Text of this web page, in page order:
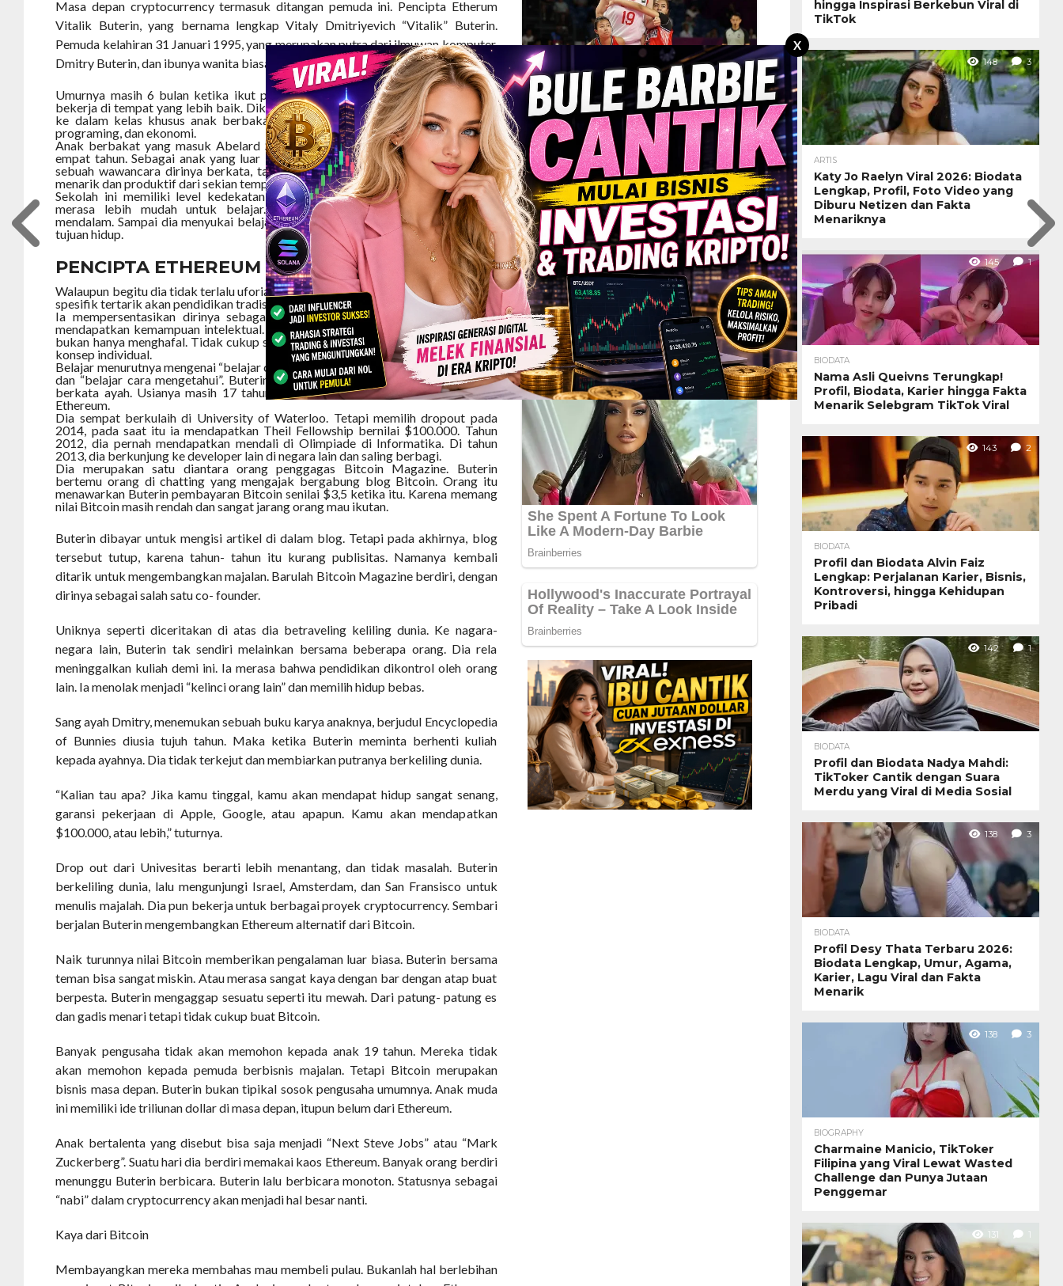
X
Masa depan cryptocurrency termasuk ditangan pemuda ini. Pencipta Etherum
Vitalik Buterin, yang bernama lengkap Vitaly Dmitriyevich “Vitalik” Buterin.
Pemuda kelahiran 31 Januari 1995, yang merupakan putra dari ilmuwan komputer,
Dmitry Buterin, dan ibunya wanita biasa Natalia Ameline.
Umurnya masih 6 bulan ketika ikut pindah ke Kanda dari Rusia. Mereka ingin
bekerja di tempat yang lebih baik. Dikelas tiga sekolah dasar, Buterin dimasukan
ke dalam kelas khusus anak berbakat, dan sangat cepat belajar matematika,
programing, dan ekonomi.
Anak berbakat yang masuk Abelard School, sekolah privat di Toronto, selama
empat tahun. Sebagai anak yang luar biasa Buterin termasuk beruntung. Dalam
sebuah wawancara dirinya berkata, tahun- tahun di sekolah merupakan tempat
menarik dan produktif dari sekian tempat.
Sekolah ini memiliki level kedekatan antar siswa dan guru tinggi. Alhasil dia
merasa lebih mudah untuk belajar. Meteri yang disampaikan berkualitas
mendalam. Sampai dia menyukai belajar, dan jadi lebih fokus mencoba mengajar
tujuan hidup.
PENCIPTA ETHEREUM
Walaupun begitu dia tidak terlalu uforia akan pendidikan itu. “Tidak pernah secara
spesifik tertarik akan pendidikan tradisional,” ucapnya.
Ia mempersentasikan dirinya sebagai dedikasi dan fokus. Maka kamu akan
mendapatkan kemampuan intelektual. Pemikirannya berubah bahwa pendidikan
bukan hanya menghafal. Tidak cukup sekedar menghafalkan fakta individual dan
konsep individual.
Belajar menurutnya mengenai “belajar cara berpikir”, “belajar cara menyimpulkan”,
dan “belajar cara mengetahui”. Buterin belajar soal masa depan cryptocurrency
berkata ayah. Usianya masih 17 tahun, lalu dia mulai mengembangkan konsep
Ethereum.
Dia sempat berkulaih di University of Waterloo. Tetapi memilih dropout pada
2014, pada saat itu ia mendapatkan Theil Fellowship bernilai $100.000. Tahun
2012, dia pernah mendapatkan mendali di Olimpiade di Informatika. Di tahun
2013, dia berkunjung ke developer lain di negara lain dan saling berbagi.
Dia merupakan satu diantara orang penggagas Bitcoin Magazine. Buterin
bertemu orang di chatting yang mengajak bergabung blog Bitcoin. Orang itu
menawarkan Buterin pembayaran Bitcoin senilai $3,5 ketika itu. Karena memang
nilai Bitcoin masih rendah dan sangat jarang orang mau ikutan.
Buterin dibayar untuk mengisi artikel di dalam blog. Tetapi pada akhirnya, blog
tersebut tutup, karena tahun- tahun itu kurang publisitas. Namanya kembali
ditarik untuk mengembangkan majalan. Barulah Bitcoin Magazine berdiri, dengan
dirinya sebagai salah satu co- founder.
Uniknya seperti diceritakan di atas dia betraveling keliling dunia. Ke nagara-
negara lain, Buterin tak sendiri melainkan bersama beberapa orang. Dia rela
meninggalkan kuliah demi ini. Ia merasa bahwa pendidikan dikontrol oleh orang
lain. Ia menolak menjadi “kelinci orang lain” dan memilih hidup bebas.
Sang ayah Dmitry, menemukan sebuah buku karya anaknya, berjudul Encyclopedia
of Bunnies diusia tujuh tahun. Maka ketika Buterin meminta berhenti kuliah
kepada ayahnya. Dia tidak terkejut dan membiarkan putranya berkeliling dunia.
“Kalian tau apa? Jika kamu tinggal, kamu akan mendapat hidup sangat senang,
garansi pekerjaan di Apple, Google, atau apapun. Kamu akan mendapatkan
$100.000, atau lebih,” tuturnya.
Drop out dari Univesitas berarti lebih menantang, dan tidak masalah. Buterin
berkeliling dunia, lalu mengunjungi Israel, Amsterdam, dan San Fransisco untuk
menulis majalah. Dia pun bekerja untuk berbagai proyek cryptocurrency. Sembari
berjalan Buterin mengembangkan Ethereum alternatif dari Bitcoin.
Naik turunnya nilai Bitcoin memberikan pengalaman luar biasa. Buterin bersama
teman bisa sangat miskin. Atau merasa sangat kaya dengan bar dengan atap buat
berpesta. Buterin mengaggap sesuatu seperti itu mewah. Dari patung- patung es
dan gadis menari tetapi tidak cukup buat Bitcoin.
Banyak pengusaha tidak akan memohon kepada anak 19 tahun. Mereka tidak
akan memohon kepada pemuda berbisnis majalan. Tetapi Bitcoin merupakan
bisnis masa depan. Buterin bukan tipikal sosok pengusaha umumnya. Anak muda
ini memiliki ide triliunan dollar di masa depan, itupun belum dari Ethereum.
Anak bertalenta yang disebut bisa saja menjadi “Next Steve Jobs” atau “Mark
Zuckerberg”. Suatu hari dia berdiri memakai kaos Ethereum. Banyak orang berdiri
menunggu Buterin berbicara. Buterin lalu berbicara monoton. Statusnya sebagai
“nabi” dalam cryptocurrency akan menjadi hal besar nanti.
Kaya dari Bitcoin
Membayangkan mereka membahas mau membeli pulau. Bukanlah hal berlebihan
hingga Inspirasi Berkebun Viral di
TikTok
148 3
ARTIS
Katy Jo Raelyn Viral 2026: Biodata
Lengkap, Profil, Foto Video yang
Diburu Netizen dan Fakta
Menariknya
145 1
BIODATA
Nama Asli Queivns Terungkap!
Profil, Biodata, Karier hingga Fakta
Menarik Selebgram TikTok Viral
143 2
BIODATA
Profil dan Biodata Alvin Faiz
Lengkap: Perjalanan Karier, Bisnis,
Kontroversi, hingga Kehidupan
Pribadi
142 1
BIODATA
Profil dan Biodata Nadya Mahdi:
TikToker Cantik dengan Suara
Merdu yang Viral di Media Sosial
138 3
BIODATA
Profil Desy Thata Terbaru 2026:
Biodata Lengkap, Umur, Agama,
Karier, Lagu Viral dan Fakta
Menarik
138 3
BIOGRAPHY
Charmaine Manicio, TikToker
Filipina yang Viral Lewat Wasted
Challenge dan Punya Jutaan
Penggemar
131 1